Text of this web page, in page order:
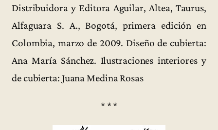
Distribuidora y Editora Aguilar, Altea, Taurus,
Alfaguara S. A., Bogotá, primera edición en
Colombia, marzo de 2009. Diseño de cubierta:
Ana María Sánchez. Ilustraciones interiores y
de cubierta: Juana Medina Rosas
* * *